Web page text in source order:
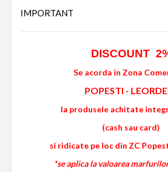
IMPORTANT
DISCOUNT
Se acorda in Zona
POPESTI -
la produsele achitate
(cash sau card)
si ridicate pe loc din ZC
*se aplica la valoarea